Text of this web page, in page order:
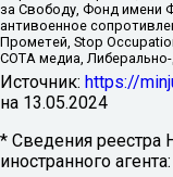
за Свободу, Фонд имени
антивоенное
Прометей, Stop
СОТА медиа,
Источник: https://
на 13.05.2024
* Сведения
иностранного агента: